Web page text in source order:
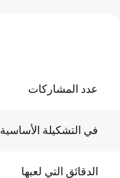
عدد المشاركات
في التشكيلة الأساسية
الدقائق التي لعبها